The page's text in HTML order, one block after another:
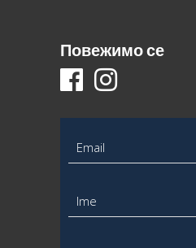
Повежимо се